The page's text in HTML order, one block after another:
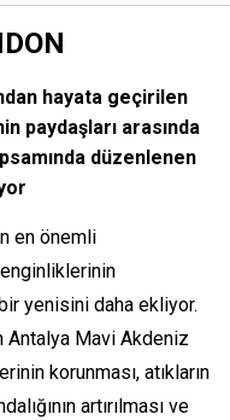
hayata geçirilen
paydaşları arasında
düzenlenen
en önemli
yenisini daha ekliyor.
Antalya Mavi Akdeniz
korunması, atıkların
artırılması ve